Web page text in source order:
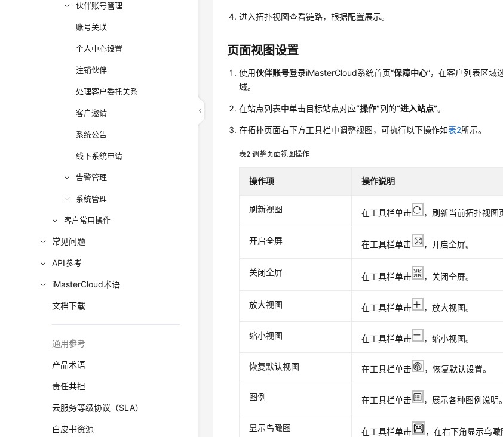
伙伴账号管理
账号关联
个人中心设置
注销伙伴
处理客户委托关系
客户邀请
系统公告
线下系统申请
告警管理
系统管理
客户常用操作
常见问题
API参考
iMasterCloud术语
文档下载
通用参考
产品术语
责任共担
云服务等级协议（SLA）
白皮书资源
进入拓扑视图查看链路，根据配置展示。
页面视图设置
使用伙伴账号登录iMasterCloud系统首页“保障中心”，在客户列表区域
域。
在站点列表中单击目标站点对应“操作”列的“进入站点”。
在拓扑页面右下方工具栏中调整视图，可执行以下操作如表2所示。
表2调整页面视图操作
操作项 操作说明
刷新视图 在工具栏单击 ，刷新当前拓扑视图
开启全屏 在工具栏单击 ，开启全屏。
关闭全屏 在工具栏单击 ，关闭全屏。
放大视图 在工具栏单击 ，放大视图。
缩小视图 在工具栏单击 ，缩小视图。
恢复默认视图 在工具栏单击 ，恢复默认设置。
图例 在工具栏单击 ，展示各种图例说明。
显示鸟瞰图 在工具栏单击 ，在右下角显示鸟瞰